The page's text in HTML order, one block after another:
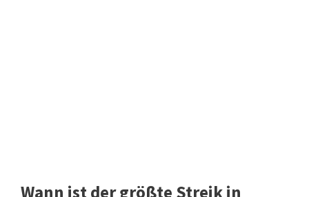
Wann ist der größte Streik in